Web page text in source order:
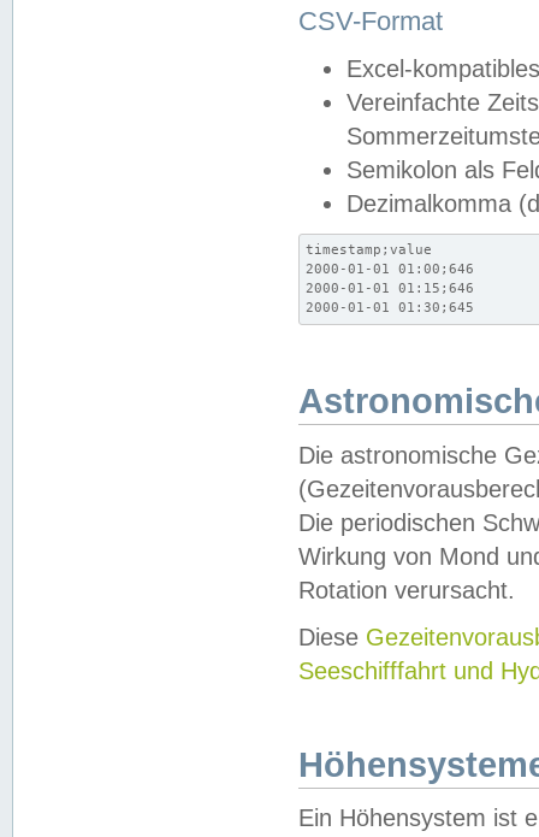
CSV-Format
Excel-
Vereinfachte
Semikolon als
Dezimalkomma
timestamp;value
2000-01-01 01:00;646
2000-01-01 01:15;646
2000-01-01 01:30;645
Die astronomische
Die periodischen
Wirkung von Mond
Rotation verursacht.
Diese
Seeschifffahrt und
Ein Höhensystem ist